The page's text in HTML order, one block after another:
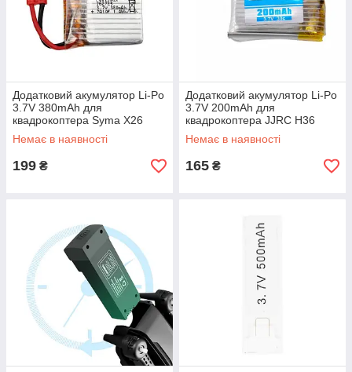
Додатковий акумулятор Li-Po
3.7V 380mAh для
квадрокоптера Syma X26
(Сірий)
Немає в наявності
199 ₴
Додатковий акумулятор Li-Po
3.7V 200mAh для
квадрокоптера JJRC H36
(Сірий)
Немає в наявності
165 ₴